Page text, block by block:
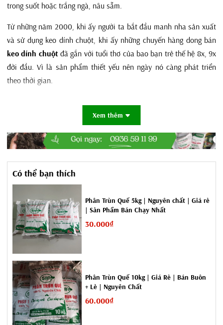
trong suốt hoặc trắng ngà, nâu sẫm.
Từ những năm 2000, khi ấy người ta bắt đầu manh nha sản xuất
và sử dụng keo dính chuột, khi ấy những chuyến hàng dong bán
keo dính chuộtđã gắn với tuổi thơ của bao bạn trẻ thế hệ 8x, 9x
đời đầu. Vì là sản phẩm thiết yếu nên ngày nó càng phát triển
theo thời gian.
Keo dính chuột là loại hàng hoá sản xuất không phức tạp:
- Chuẩn bị hộp giấy sẵn;
- Dùng những dụng cụ chuyên dụng để chia keo, tản keo đều ra
- Gấp hộp giấy lại, đóng gói theo quy cách là đạt yêu cầu.
Việc sản xuất keo dính chuột, hiện nay cũng công nghiệp hoá dần
có thể công nghiệp hoá bằng máy móc.
Còn không, hoàn toàn làm thủ công cũng tốt, và hoàn toàn có thể
tận dụng những lao động lớn tuổi ở địa phương.
Đặc điểm, ưu điểm và nhược điểm của keo diệt chuột.
Xem thêm
Có thể bạn thích
Phân Trùn Quế 5kg | Nguyên chất | Giá rẻ
| Sản Phẩm Bán Chạy Nhất
30.000₫
Phân Trùn Quế 10kg | Giá Rẻ | Bán Buôn
+ Lẻ | Nguyên Chất
60.000₫